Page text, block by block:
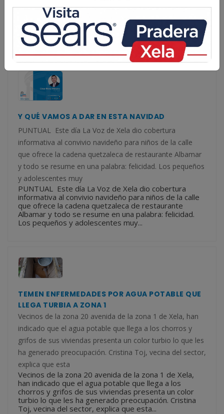
La comuna quetzalteca invertirá un cuarto de millón de
quetzales por climatizar la piscina del centro
recreativo “Danilo López” más conocido como El
Chirriez, ubicado en la zona 2 de Xela. El pasado 16 de
diciembre el concejo autorizó contratar a...
Y QUÉ VAMOS A DAR EN ESTA NAVIDAD
PUNTUAL Este día La Voz de Xela dio cobertura
informativa al convivio navideño para niños de la calle
que ofrece la cadena quetzaleca de restaurante Albamar
y todo se resume en una palabra: felicidad. Los pequeños
y adolescentes muy
PUNTUAL Este día La Voz de Xela dio cobertura
informativa al convivio navideño para niños de la calle
que ofrece la cadena quetzaleca de restaurante
Albamar y todo se resume en una palabra: felicidad.
Los pequeños y adolescentes muy...
TEMEN ENFERMEDADES POR AGUA POTABLE QUE
LLEGA TURBIA A ZONA 1
Vecinos de la zona 20 avenida de la zona 1 de Xela, han
indicado que el agua potable que llega a los chorros y
grifos de sus viviendas presenta un color turbio lo que les
ha generado preocupación. Cristina Toj, vecina del sector,
explica que esta
Vecinos de la zona 20 avenida de la zona 1 de Xela,
han indicado que el agua potable que llega a los
chorros y grifos de sus viviendas presenta un color
turbio lo que les ha generado preocupación. Cristina
Toj, vecina del sector, explica que esta...